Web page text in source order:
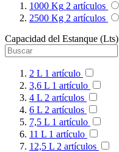
1000 Kg 2 artículos
2500 Kg 2 artículos
Capacidad del Estanque (Lts)
2 L 1 artículo
3,6 L 1 artículo
4 L 2 artículos
6 L 2 artículos
7,5 L 1 artículo
11 L 1 artículo
12,5 L 2 artículos